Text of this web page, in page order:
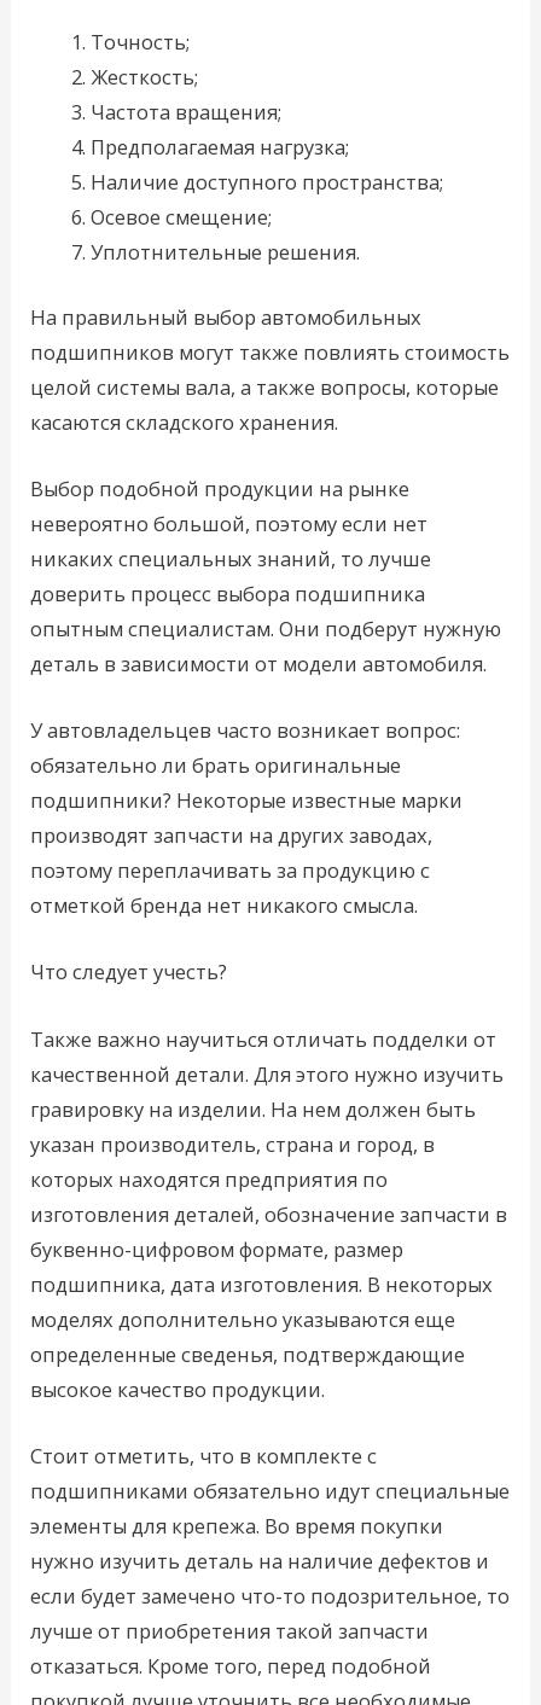
Точность;
Жесткость;
Частота вращения;
Предполагаемая нагрузка;
Наличие доступного пространства;
Осевое смещение;
Уплотнительные решения.
На правильный выбор автомобильных
подшипников могут также повлиять стоимость
целой системы вала, а также вопросы, которые
касаются складского хранения.
Выбор подобной продукции на рынке
невероятно большой, поэтому если нет
никаких специальных знаний, то лучше
доверить процесс выбора подшипника
опытным специалистам. Они подберут нужную
деталь в зависимости от модели автомобиля.
У автовладельцев часто возникает вопрос:
обязательно ли брать оригинальные
подшипники? Некоторые известные марки
производят запчасти на других заводах,
поэтому переплачивать за продукцию с
отметкой бренда нет никакого смысла.
Что следует учесть?
Также важно научиться отличать подделки от
качественной детали. Для этого нужно изучить
гравировку на изделии. На нем должен быть
указан производитель, страна и город, в
которых находятся предприятия по
изготовления деталей, обозначение запчасти в
буквенно-цифровом формате, размер
подшипника, дата изготовления. В некоторых
моделях дополнительно указываются еще
определенные сведенья, подтверждающие
высокое качество продукции.
Стоит отметить, что в комплекте с
подшипниками обязательно идут специальные
элементы для крепежа. Во время покупки
нужно изучить деталь на наличие дефектов и
если будет замечено что-то подозрительное, то
лучше от приобретения такой запчасти
отказаться. Кроме того, перед подобной